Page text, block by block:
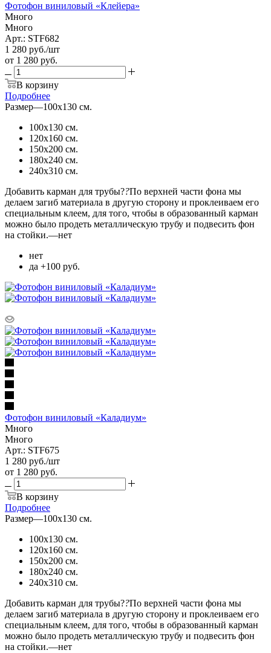
Фотофон виниловый «Клейера»
Много
Много
Арт.: STF682
1 280 руб./шт
от 1 280 руб.
В корзину
Подробнее
Размер—100х130 см.
100х130 см.
120х160 см.
150х200 см.
180х240 см.
240х310 см.
Добавить карман для трубы??По верхней части фона мы
делаем загиб материала в другую сторону и проклеиваем его
специальным клеем, для того, чтобы в образованный карман
можно было продеть металлическую трубу и подвесить фон
на стойки.—нет
нет
да +100 руб.
Фотофон виниловый «Каладиум»
Много
Много
Арт.: STF675
1 280 руб./шт
от 1 280 руб.
В корзину
Подробнее
Размер—100х130 см.
100х130 см.
120х160 см.
150х200 см.
180х240 см.
240х310 см.
Добавить карман для трубы??По верхней части фона мы
делаем загиб материала в другую сторону и проклеиваем его
специальным клеем, для того, чтобы в образованный карман
можно было продеть металлическую трубу и подвесить фон
на стойки.—нет